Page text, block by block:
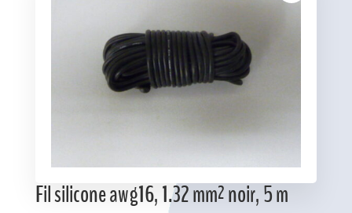
Fil silicone awg16, 1.32 mm² noir, 5 m